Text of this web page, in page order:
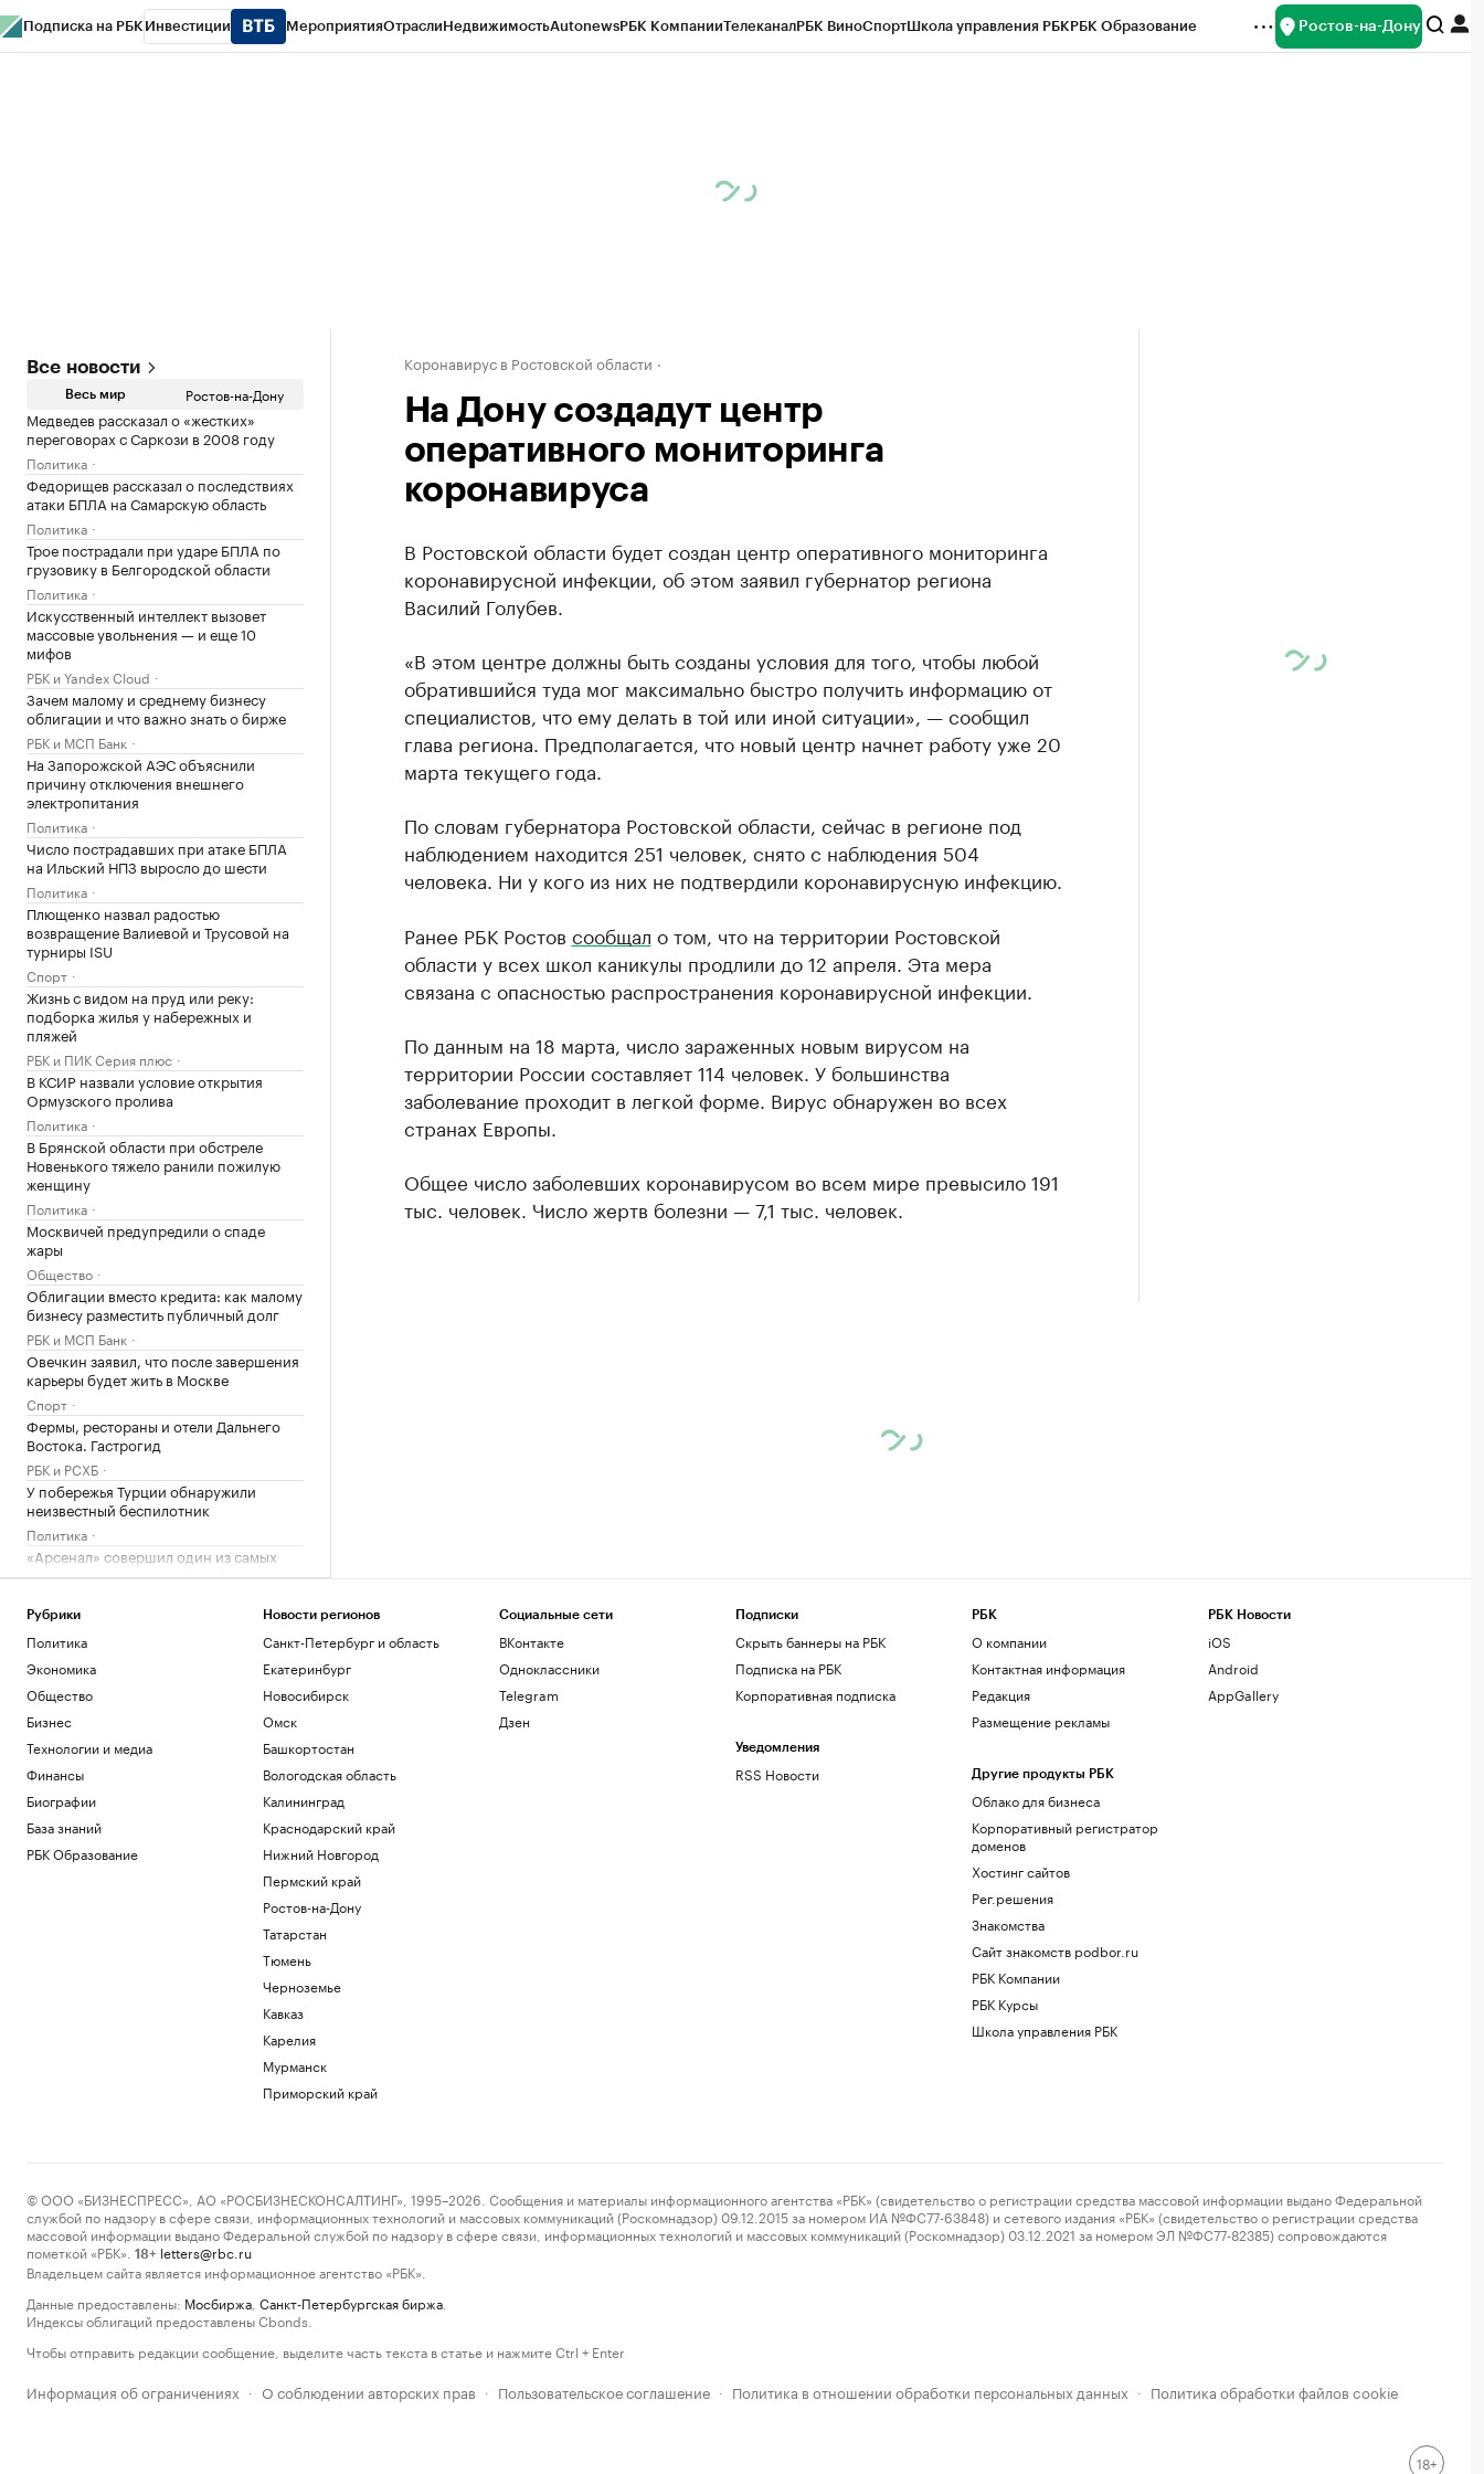
Подписка на РБК Инвестиции МероприятияОтраслиНедвижимостьAutonewsРБК КомпанииТелеканалРБК ВиноСпортШкола управления РБКРБК Образование Ростов-на-Дону
Все новости
Весь мир Ростов-на-Дону
Медведев рассказал о «жестких»
переговорах с Саркози в 2008 году
Политика
Федорищев рассказал о последствиях
атаки БПЛА на Самарскую область
Политика
Трое пострадали при ударе БПЛА по
грузовику в Белгородской области
Политика
Искусственный интеллект вызовет
массовые увольнения — и еще 10
мифов
РБК и Yandex Cloud
Зачем малому и среднему бизнесу
облигации и что важно знать о бирже
РБК и МСП Банк
На Запорожской АЭС объяснили
причину отключения внешнего
электропитания
Политика
Число пострадавших при атаке БПЛА
на Ильский НПЗ выросло до шести
Политика
Плющенко назвал радостью
возвращение Валиевой и Трусовой на
турниры ISU
Спорт
Жизнь с видом на пруд или реку:
подборка жилья у набережных и
пляжей
РБК и ПИК Серия плюс
В КСИР назвали условие открытия
Ормузского пролива
Политика
В Брянской области при обстреле
Новенького тяжело ранили пожилую
женщину
Политика
Москвичей предупредили о спаде
жары
Общество
Облигации вместо кредита: как малому
бизнесу разместить публичный долг
РБК и МСП Банк
Овечкин заявил, что после завершения
карьеры будет жить в Москве
Спорт
Фермы, рестораны и отели Дальнего
Востока. Гастрогид
РБК и РСХБ
У побережья Турции обнаружили
неизвестный беспилотник
Политика
«Арсенал» совершил один из самых
дорогих трансферов в своей истории
Премьер Болгарии сообщил о взрыве
беспилотника рядом с газопроводом
Политика
Развожаев сообщил подробности двух
атак ВСУ на Севастополь
Политика
Во Внуково ввели прием и отправку
рейсов по согласованию
Общество
Коронавирус в Ростовской области
На Дону создадут центр
оперативного мониторинга
коронавируса
В Ростовской области будет создан центр оперативного мониторинга
коронавирусной инфекции, об этом заявил губернатор региона
Василий Голубев.
«В этом центре должны быть созданы условия для того, чтобы любой
обратившийся туда мог максимально быстро получить информацию от
специалистов, что ему делать в той или иной ситуации», — сообщил
глава региона. Предполагается, что новый центр начнет работу уже 20
марта текущего года.
По словам губернатора Ростовской области, сейчас в регионе под
наблюдением находится 251 человек, снято с наблюдения 504
человека. Ни у кого из них не подтвердили коронавирусную инфекцию.
Ранее РБК Ростов сообщал о том, что на территории Ростовской
области у всех школ каникулы продлили до 12 апреля. Эта мера
связана с опасностью распространения коронавирусной инфекции.
По данным на 18 марта, число зараженных новым вирусом на
территории России составляет 114 человек. У большинства
заболевание проходит в легкой форме. Вирус обнаружен во всех
странах Европы.
Общее число заболевших коронавирусом во всем мире превысило 191
тыс. человек. Число жертв болезни — 7,1 тыс. человек.
Рубрики
Политика
Экономика
Общество
Бизнес
Технологии и медиа
Финансы
Биографии
База знаний
РБК Образование
Новости регионов
Санкт-Петербург и область
Екатеринбург
Новосибирск
Омск
Башкортостан
Вологодская область
Калининград
Краснодарский край
Нижний Новгород
Пермский край
Ростов-на-Дону
Татарстан
Тюмень
Черноземье
Кавказ
Карелия
Мурманск
Приморский край
Социальные сети
ВКонтакте
Одноклассники
Telegram
Дзен
Подписки
Скрыть баннеры на РБК
Подписка на РБК
Корпоративная подписка
Уведомления
RSS Новости
РБК
О компании
Контактная информация
Редакция
Размещение рекламы
Другие продукты РБК
Облако для бизнеса
Корпоративный регистратор
доменов
Хостинг сайтов
Рег.решения
Знакомства
Сайт знакомств podbor.ru
РБК Компании
РБК Курсы
Школа управления РБК
РБК Новости
iOS
Android
AppGallery
© ООО «БИЗНЕСПРЕСС», АО «РОСБИЗНЕСКОНСАЛТИНГ», 1995–2026. Сообщения и материалы информационного агентства «РБК» (свидетельство о регистрации средства массовой информации выдано Федеральной
службой по надзору в сфере связи, информационных технологий и массовых коммуникаций (Роскомнадзор) 09.12.2015 за номером ИА №ФС77-63848) и сетевого издания «РБК» (свидетельство о регистрации средства
массовой информации выдано Федеральной службой по надзору в сфере связи, информационных технологий и массовых коммуникаций (Роскомнадзор) 03.12.2021 за номером ЭЛ №ФС77-82385) сопровождаются
пометкой «РБК».
18+ letters@rbc.ru
Владельцем сайта является информационное агентство «РБК».
Данные предоставлены: Мосбиржа Санкт-Петербургская биржа
Индексы облигаций предоставлены Cbonds.
Чтобы отправить редакции сообщение, выделите часть текста в статье и нажмите Ctrl + Enter
Информация об ограничениях · О соблюдении авторских прав · Пользовательское соглашение · Политика в отношении обработки персональных данных · Политика обработки файлов cookie
18+